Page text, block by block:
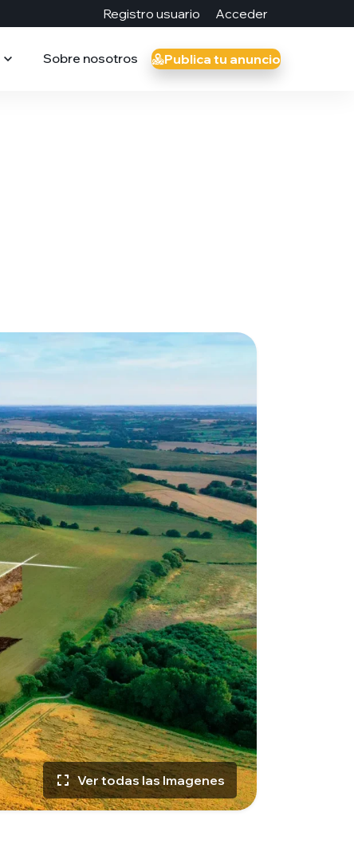
Registro usuario Acceder
Sobre nosotros Publica tu anuncio
Ver todas las Imagenes